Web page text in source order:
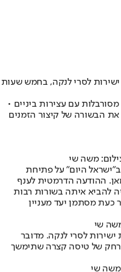
לסרי לנקה, בחמש שעות
עם עצירות ביניים •
הבשורה של קיצור הזמנים
משה שי
היום" על פתיחת
. ההודעה הדרמטית לענף
להביא איתה בשורות רבות
כעת מסתמן יעד מעניין
שי
לסרי לנקה. מדובר
של טיסה קצרה שתימשך
משה שי